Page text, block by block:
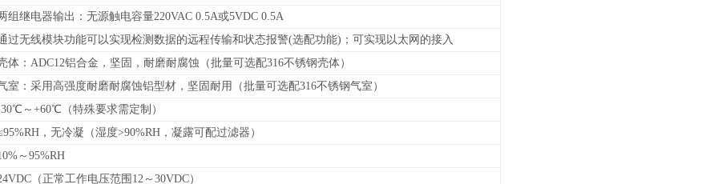
组继电器输出：无源触电容量220VAC 0.5A或5VDC 0.5A
过无线模块功能可以实现检测数据的远程传输和状态报警(选配功能)；可实现以太网的接入
体：ADC12铝合金，坚固，耐磨耐腐蚀（批量可选配316不锈钢壳体）
室：采用高强度耐磨耐腐蚀铝型材，坚固耐用（批量可选配316不锈钢气室）
～+60℃（特殊要求需定制）
，无冷凝（湿度>90%RH，凝露可配过滤器）
～95%RH
（正常工作电压范围12～30VDC）